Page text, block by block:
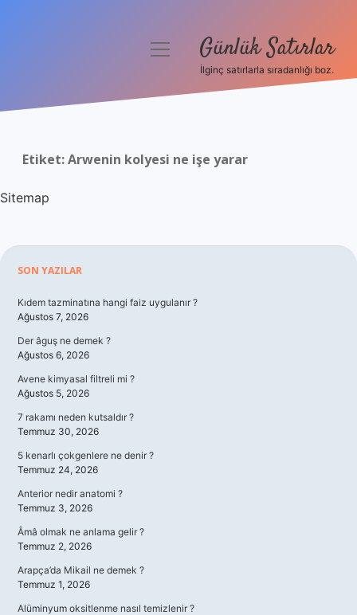
Hakkımızda
menüyü Günlük Satırlar
İlginç satırlarla sıradanlığı boz.
Etiket:Arwenin kolyesi ne işe yarar
Sitemap
Sidebar
SON YAZILAR
Kıdem tazminatına hangi faiz uygulanır ?
Ağustos 7, 2026
Der âguş ne demek ?
Ağustos 6, 2026
Avene kimyasal filtreli mi ?
Ağustos 5, 2026
7 rakamı neden kutsaldır ?
Temmuz 30, 2026
5 kenarlı çokgenlere ne denir ?
Temmuz 24, 2026
Anterior nedir anatomi ?
Temmuz 3, 2026
Âmâ olmak ne anlama gelir ?
Temmuz 2, 2026
Arapça’da Mikail ne demek ?
Temmuz 1, 2026
Alüminyum oksitlenme nasıl temizlenir ?